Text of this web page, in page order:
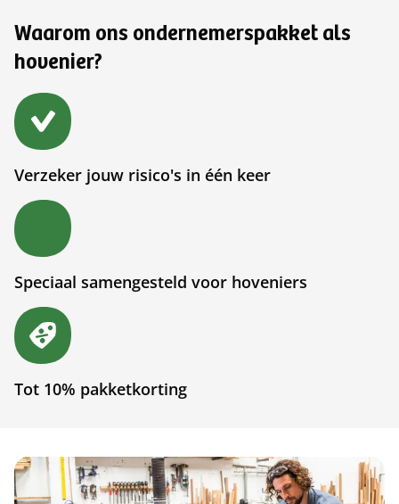
Waarom ons ondernemerspakket als
hovenier?
Verzeker jouw risico's in één keer
Speciaal samengesteld voor hoveniers
Tot 10% pakketkorting